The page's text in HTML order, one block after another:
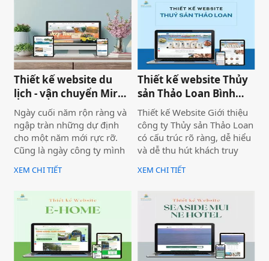
dùng và hiệu quả vận hành
với định hướng chuyên
nghiệp, bài bản và bền
vững.
Thiết kế website du
lịch - vận chuyển Mira
tour Mũi Né
Ngày cuối năm rộn ràng và
ngập tràn những dự định
cho một năm mới rực rỡ.
Cũng là ngày công ty mình
bàn giao dự án thiết kế
website Mira Tour Mũi Né –
du lịch và thuê xe
XEM CHI TIẾT
Thiết kế website Thủy
sản Thảo Loan Bình
Thuận, Lâm Đồng
Thiết kế Website Giới thiệu
công ty Thủy sản Thảo Loan
có cấu trúc rõ ràng, dễ hiểu
và dễ thu hút khách truy
cập vào website giúp truyền
tải thông tin hiệu quả. Với
màu xanh dương và đỏ làm
nổi bật lên những nội dung
chính của website.
XEM CHI TIẾT